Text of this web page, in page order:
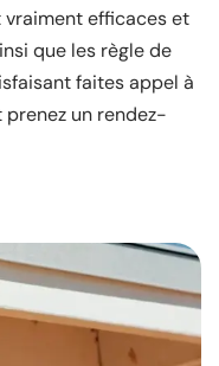
efficaces et
que les règle de
faites appel à
prenez un rendez-